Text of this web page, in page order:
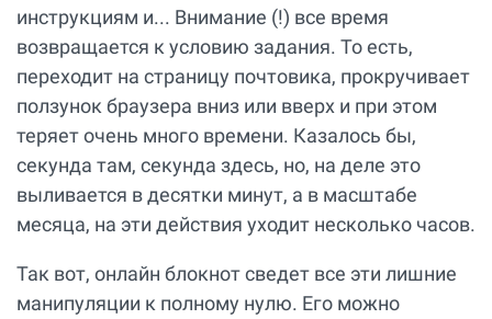
инструкциям и... Внимание (!) все время
возвращается к условию задания. То есть,
переходит на страницу почтовика, прокручивает
ползунок браузера вниз или вверх и при этом
теряет очень много времени. Казалось бы,
секунда там, секунда здесь, но, на деле это
выливается в десятки минут, а в масштабе
месяца, на эти действия уходит несколько часов.
Так вот, онлайн блокнот сведет все эти лишние
манипуляции к полному нулю. Его можно